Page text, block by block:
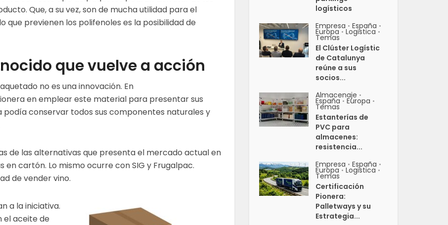
Que, a su vez, son de mucha utilidad para el
que previenen los polifenoles es la posibilidad de
que vuelve a acción
no es una innovación. En
en emplear este material para presentar sus
podíaconservar todos sus componentes naturales y
de las alternativas que presenta el mercado actual en
en cartón. Lo mismo ocurre con SIG y Frugalpac.
de vender vino.
a la iniciativa.
el aceite de
logísticos
Empresa • España •
Europa • Logistica •
Temas
El Clúster Logístic
de Catalunya
reúne a sus
socios...
Almacenaje •
España • Europa •
Temas
Estanterías de
PVC para
almacenes:
resistencia...
Empresa • España •
Europa • Logistica •
Temas
Certificación
Pionera:
Palletways y su
Estrategia...